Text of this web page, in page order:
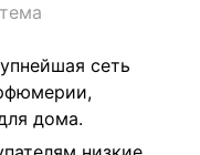
сеть
дома.